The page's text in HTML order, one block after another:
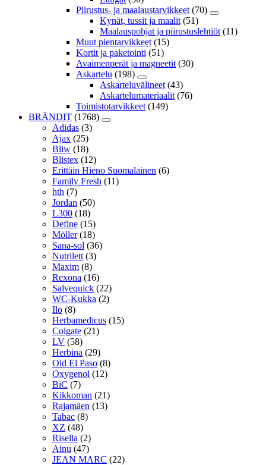
Piirustus- ja maalaustarvikkeet (70)
Kynät, tussit ja maalit (51)
Maalauspohjat ja piirustuslehtiöt (11)
Muut pientarvikkeet (15)
Kortit ja paketointi (51)
Avaimenperät ja magneetit (30)
Askartelu (198)
Askarteluvälineet (43)
Askartelumateriaalit (76)
Toimistotarvikkeet (149)
BRÄNDIT (1768)
Adidas (3)
Ajax (25)
Bliw (18)
Blistex (12)
Erittäin Hieno Suomalainen (6)
Family Fresh (11)
hth (7)
Jordan (50)
L300 (18)
Define (15)
Möller (18)
Sana-sol (36)
Nutrilett (3)
Maxim (8)
Rexona (16)
Salvequick (22)
WC-Kukka (2)
Ilo (8)
Herbamedicus (15)
Colgate (21)
LV (58)
Herbina (29)
Old El Paso (8)
Oxygenol (12)
BiC (7)
Kikkoman (21)
Rajamäen (13)
Tabac (8)
XZ (48)
Risella (2)
Ainu (47)
JEAN MARC (22)